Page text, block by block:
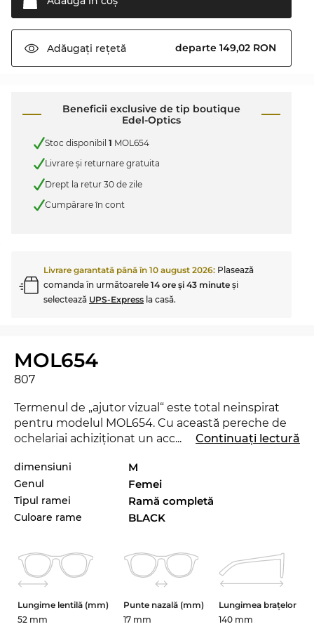
Adăugați rețetă departe 149,02 RON
Beneficii exclusive de tip boutique
Edel-Optics
Stoc disponibil 1 MOL654
Livrare şi returnare gratuita
Drept la retur 30 de zile
Cumpărare în cont
Livrare garantată până în 10 august 2026: Plasează
comanda în următoarele 14 ore şi 43 minute şi
selectează UPS-Express la casă.
MOL654
807
Termenul de „ajutor vizual“ este total neinspirat
pentru modelul MOL654. Cu această pereche de
ochelariai achiziţionat un accesoriu, care iţi va
aparte în materie de modă! Cu acest nou model
de la
poţi demonstra că eşti un „trend-
setter“ veritabil. Chiar şi în sezonul actual, acest
brand reuşeşte să se impună prin colecţia sa,
pentru hainele tale preferate? Atunci verifică şi
celelalte variante ale modelului MOL654 din
2025.
... Continuați lectură
dimensiuni M
Genul Femei
Tipul ramei Ramă completă
Culoare rame BLACK
Lungime lentilă (mm)
52 mm
Punte nazală (mm)
17 mm
Lungimea brațelor
140 mm